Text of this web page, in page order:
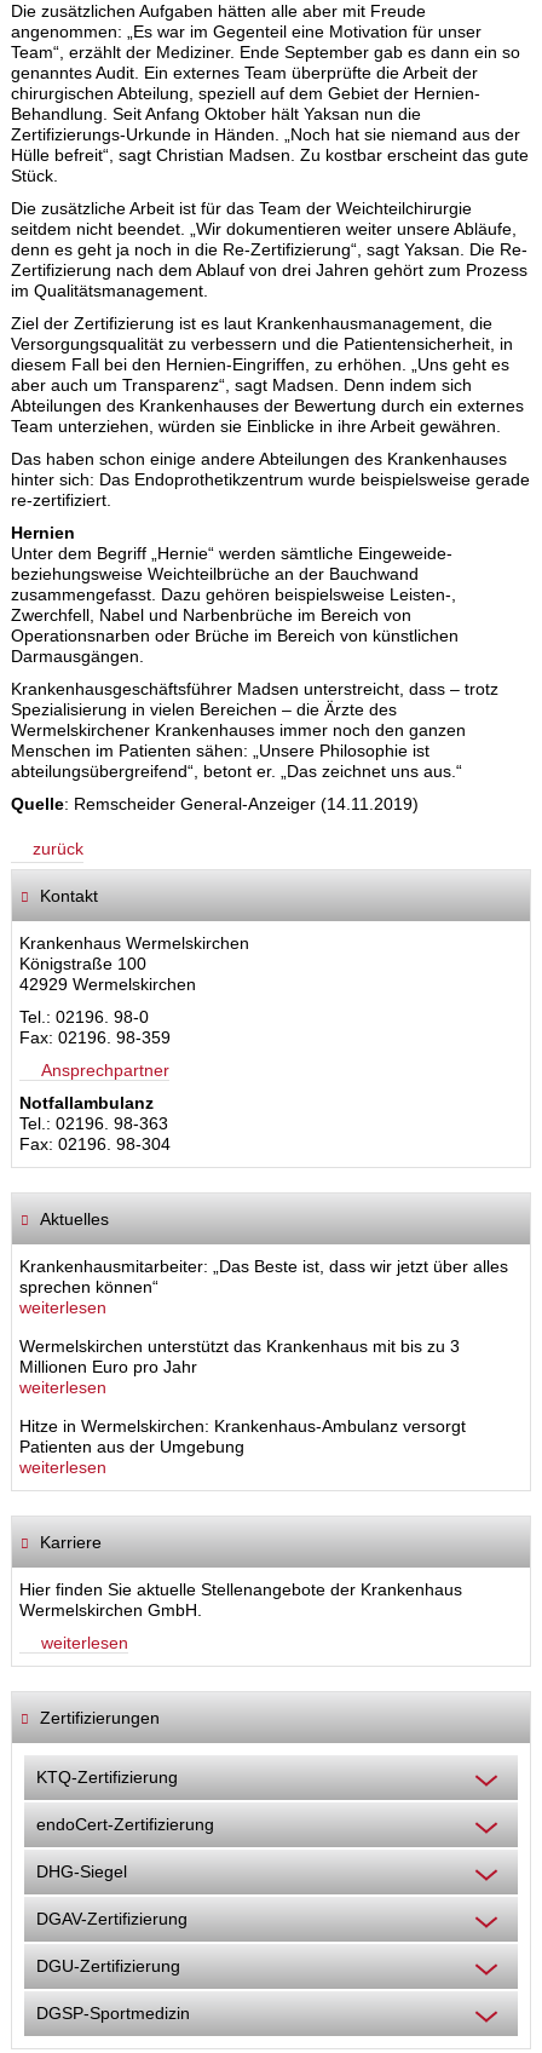
Die zusätzlichen Aufgaben hätten alle aber mit Freude
angenommen: „Es war im Gegenteil eine Motivation für unser
Team“, erzählt der Mediziner. Ende September gab es dann ein so
genanntes Audit. Ein externes Team überprüfte die Arbeit der
chirurgischen Abteilung, speziell auf dem Gebiet der Hernien-
Behandlung. Seit Anfang Oktober hält Yaksan nun die
Zertifizierungs-Urkunde in Händen. „Noch hat sie niemand aus der
Hülle befreit“, sagt Christian Madsen. Zu kostbar erscheint das gute
Stück.
Die zusätzliche Arbeit ist für das Team der Weichteilchirurgie
seitdem nicht beendet. „Wir dokumentieren weiter unsere Abläufe,
denn es geht ja noch in die Re-Zertifizierung“, sagt Yaksan. Die Re-
Zertifizierung nach dem Ablauf von drei Jahren gehört zum Prozess
im Qualitätsmanagement.
Ziel der Zertifizierung ist es laut Krankenhausmanagement, die
Versorgungsqualität zu verbessern und die Patientensicherheit, in
diesem Fall bei den Hernien-Eingriffen, zu erhöhen. „Uns geht es
aber auch um Transparenz“, sagt Madsen. Denn indem sich
Abteilungen des Krankenhauses der Bewertung durch ein externes
Team unterziehen, würden sie Einblicke in ihre Arbeit gewähren.
Das haben schon einige andere Abteilungen des Krankenhauses
hinter sich: Das Endoprothetikzentrum wurde beispielsweise gerade
re-zertifiziert.
Hernien
Unter dem Begriff „Hernie“ werden sämtliche Eingeweide-
beziehungsweise Weichteilbrüche an der Bauchwand
zusammengefasst. Dazu gehören beispielsweise Leisten-,
Zwerchfell, Nabel und Narbenbrüche im Bereich von
Operationsnarben oder Brüche im Bereich von künstlichen
Darmausgängen.
Krankenhausgeschäftsführer Madsen unterstreicht, dass – trotz
Spezialisierung in vielen Bereichen – die Ärzte des
Wermelskirchener Krankenhauses immer noch den ganzen
Menschen im Patienten sähen: „Unsere Philosophie ist
abteilungsübergreifend“, betont er. „Das zeichnet uns aus.“
Quelle: Remscheider General-Anzeiger (14.11.2019)
zurück
Kontakt
Krankenhaus Wermelskirchen
Königstraße 100
42929 Wermelskirchen
Tel.: 02196. 98-0
Fax: 02196. 98-359
Ansprechpartner
Notfallambulanz
Tel.: 02196. 98-363
Fax: 02196. 98-304
Aktuelles
Krankenhausmitarbeiter: „Das Beste ist, dass wir jetzt über alles
sprechen können“
weiterlesen
Wermelskirchen unterstützt das Krankenhaus mit bis zu 3
Millionen Euro pro Jahr
weiterlesen
Hitze in Wermelskirchen: Krankenhaus-Ambulanz versorgt
Patienten aus der Umgebung
weiterlesen
Karriere
Hier finden Sie aktuelle Stellenangebote der Krankenhaus
Wermelskirchen GmbH.
weiterlesen
Zertifizierungen
KTQ-Zertifizierung
endoCert-Zertifizierung
DHG-Siegel
DGAV-Zertifizierung
DGU-Zertifizierung
DGSP-Sportmedizin